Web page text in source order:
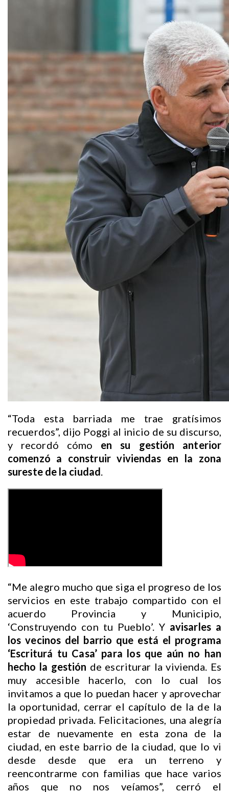
“Toda esta barriada me trae gratísimos
recuerdos”, dijo Poggi al inicio de su discurso,
y recordó cómo en su gestión anterior
comenzó a construir viviendas en la zona
sureste de la ciudad.
“Me alegro mucho que siga el progreso de los
servicios en este trabajo compartido con el
acuerdo Provincia y Municipio,
‘Construyendo con tu Pueblo’. Y avisarles a
los vecinos del barrio que está el programa
‘Escriturá tu Casa’ para los que aún no han
hecho la gestión de escriturar la vivienda. Es
muy accesible hacerlo, con lo cual los
invitamos a que lo puedan hacer y aprovechar
la oportunidad, cerrar el capítulo de la de la
propiedad privada. Felicitaciones, una alegría
estar de nuevamente en esta zona de la
ciudad, en este barrio de la ciudad, que lo vi
desde desde que era un terreno y
reencontrarme con familias que hace varios
años que no nos veíamos”, cerró el